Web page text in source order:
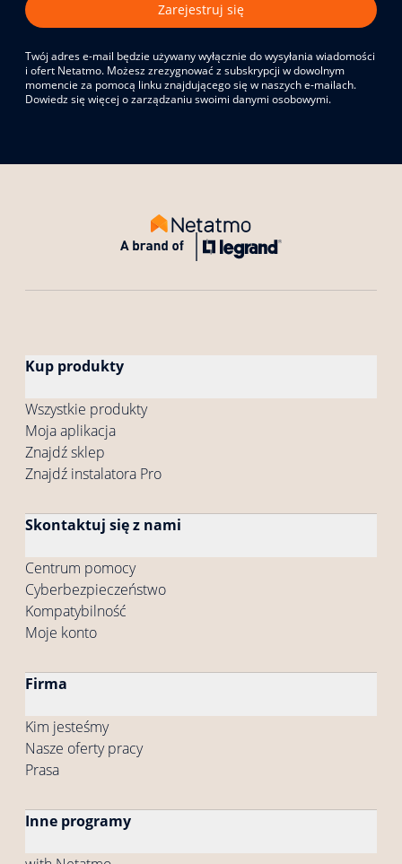
Zarejestruj się
Twój adres e-mail będzie używany wyłącznie do wysyłania wiadomości
i ofert Netatmo. Możesz zrezygnować z subskrypcji w dowolnym
momencie za pomocą linku znajdującego się w naszych e-mailach.
Dowiedz się więcej o zarządzaniu swoimi danymi osobowymi.
Kup produkty
Wszystkie produkty
Moja aplikacja
Znajdź sklep
Znajdź instalatora Pro
Skontaktuj się z nami
Centrum pomocy
Cyberbezpieczeństwo
Kompatybilność
Moje konto
Firma
Kim jesteśmy
Nasze oferty pracy
Prasa
Inne programy